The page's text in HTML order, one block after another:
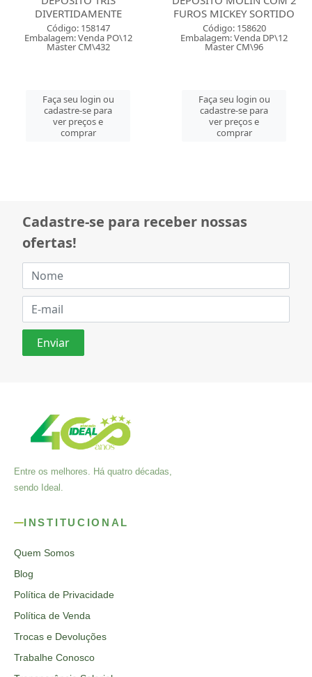
DIVERTIDAMENTE
Código: 158147
Embalagem: Venda PO\12
Master CM\432
Faça seu login ou
cadastre-se para
ver preços e
comprar
FUROS MICKEY SORTIDO
Código: 158620
Embalagem: Venda DP\12
Master CM\96
Faça seu login ou
cadastre-se para
ver preços e
comprar
Cadastre-se para receber nossas
ofertas!
Entre os melhores. Há quatro décadas,
sendo Ideal.
INSTITUCIONAL
Quem Somos
Blog
Política de Privacidade
Política de Venda
Trocas e Devoluções
Trabalhe Conosco